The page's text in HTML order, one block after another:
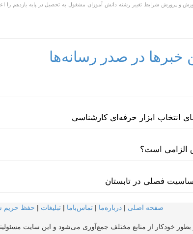
و پرورش شرایط تغییر رشته دانش آموزان مشغول به تحصیل در پایه یازدهم را
خبرها در صدر رسانه‌ها
انتخاب ابزار حرفه‌ای کارشناسی
الزامی است؟
فصلی در تابستان
صفحه اصلی | درباره‌ما | تماس‌با‌ما | تبلیغات | حفظ
بطور خودکار از منابع مختلف جمع‌آوری می‌شود و این سایت